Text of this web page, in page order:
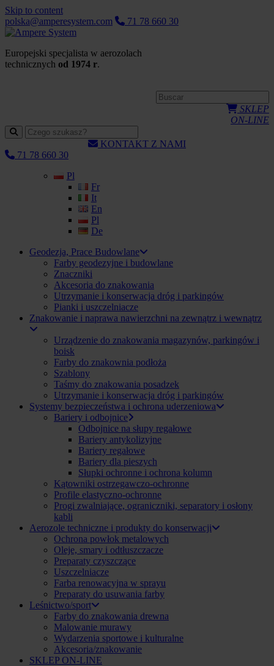
Skip to content
polska@amperesystem.com
71 78 660 30
Europejski specjalista w aerozolach
technicznych od 1974 r.
SKLEP
ON-LINE
KONTAKT Z NAMI
71 78 660 30
Pl
Fr
It
En
Pl
De
Geodezja, Prace Budowlane
Farby geodezyjne i budowlane
Znaczniki
Akcesoria do znakowania
Utrzymanie i konserwacja dróg i parkingów
Pianki i uszczelniacze
Znakowanie i naprawa nawierzchni na zewnątrz i wewnątrz
Urządzenie do znakowania magazynów, parkingów i
boisk
Farby do znakownia podłoża
Szablony
Taśmy do znakowania posadzek
Utrzymanie i konserwacja dróg i parkingów
Systemy bezpieczeństwa i ochrona uderzeniowa
Bariery i odbojnice
Odbojnice na słupy regałowe
Bariery antykolizyjne
Bariery regałowe
Bariery dla pieszych
Słupki ochronne i ochrona kolumn
Kątowniki ostrzegawczo-ochronne
Profile elastyczno-ochronne
Progi zwalniające, ograniczniki, separatory i osłony
kabli
Aerozole techniczne i produkty do konserwacji
Ochrona powłok metalowych
Oleje, smary i odtłuszczacze
Preparaty czyszczące
Uszczelniacze
Farba renowacyjna w sprayu
Preparaty do usuwania farby
Leśnictwo/sport
Farby do znakowania drewna
Malowanie murawy
Wydarzenia sportowe i kulturalne
Akcesoria/znakowanie
SKLEP ON-LINE